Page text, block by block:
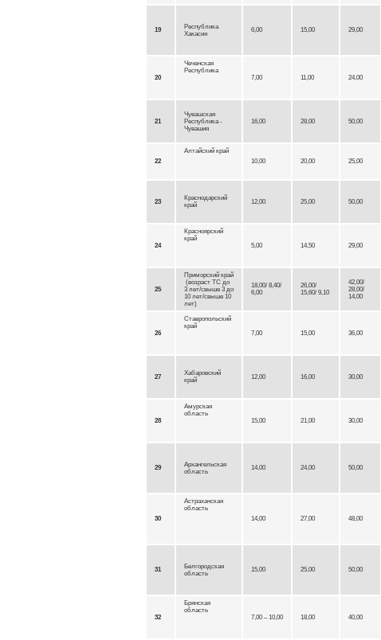
19
Республика
Хакасия
6,00 15,00 29,00
20
Чеченская
Республика
7,00
11,00 24,00
21
Чувашская
Республика -
Чувашия
16,00 28,00 50,00
22
Алтайский край
10,00
20,00 25,00
23
Краснодарский
край
12,00 25,00 50,00
24
Красноярский
край
5,00
14,50 29,00
25
Приморский край
(возраст ТС до
3 лет/свыше 3 до
10 лет/свыше 10
лет)
18,00/ 8,40/
6,00
26,00/
15,60/ 9,10
42,00/
28,00/
14,00
26
Ставропольский
край
7,00
15,00 36,00
27
Хабаровский
край
12,00 16,00 30,00
28
Амурская
область
15,00
21,00 30,00
29
Архангельская
область
14,00 24,00 50,00
30
Астраханская
область
14,00
27,00 48,00
31
Белгородская
область
15,00 25,00 50,00
32
Брянская
область
7,00 – 10,00
18,00 40,00